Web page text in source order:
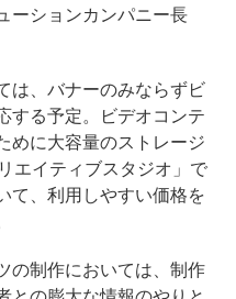
ーションカンパニー長
は、バナーのみならずビ
する予定。ビデオコンテ
めに大容量のストレージ
エイティブスタジオ」で
て、利用しやすい価格を
の制作においては、制作